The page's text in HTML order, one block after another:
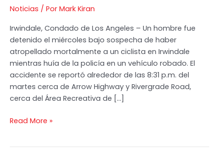
Noticias / Por Mark Kiran
Irwindale, Condado de Los Angeles – Un hombre fue
detenido el miércoles bajo sospecha de haber
atropellado mortalmente a un ciclista en Irwindale
mientras huía de la policía en un vehículo robado. El
accidente se reportó alrededor de las 8:31 p.m. del
martes cerca de Arrow Highway y Rivergrade Road,
cerca del Área Recreativa de […]
CA
Ciclista
Raúl
Castañeda
Muere
Atropellado
por
un
en
Read More »